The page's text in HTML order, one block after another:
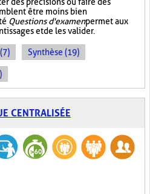
être moins bien
Questions d'examenpermet aux
et de les valider.
Synthèse (19)
CENTRALISÉE